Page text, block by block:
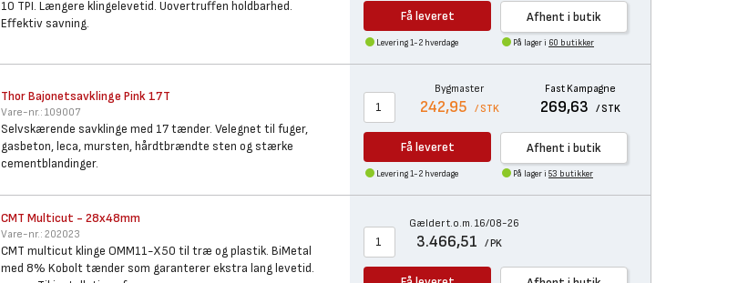
10 TPI. Længere klingelevetid. Uovertruffen holdbarhed.
Effektiv savning.
Få leveret Afhent i butik
Levering 1-2 hverdage På lager i 60 butikker
Thor Bajonetsavklinge Pink 17T
Vare-nr.: 109007
Selvskærende savklinge med 17 tænder. Velegnet til fuger,
gasbeton, leca, mursten, hårdtbrændte sten og stærke
cementblandinger.
Bygmaster
242,95 / STK
Fast Kampagne
269,63 / STK
Få leveret Afhent i butik
Levering 1-2 hverdage På lager i 53 butikker
CMT Multicut - 28x48mm
Vare-nr.: 202023
CMT multicut klinge OMM11-X50 til træ og plastik. BiMetal
med 8% Kobolt tænder som garanterer ekstra lang levetid.
Gælder t.o.m. 16/08-26
3.466,51 / PK